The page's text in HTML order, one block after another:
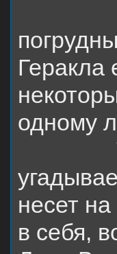
одному
несет
в себя,